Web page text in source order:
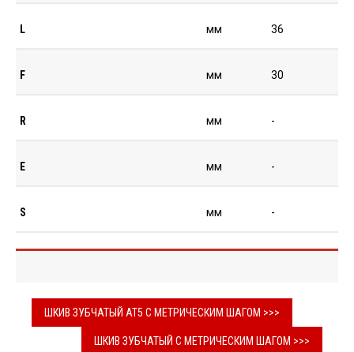
L мм 36
F мм 30
R мм -
E мм -
S мм -
ШКИВ ЗУБЧАТЫЙ AT5 С МЕТРИЧЕСКИМ ШАГОМ >>>
ШКИВ ЗУБЧАТЫЙ С МЕТРИЧЕСКИМ ШАГОМ >>>